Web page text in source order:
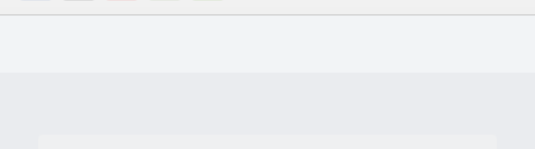
FACEBOOK
TWITTERFLIPBOARD
E-
WHATSAPP